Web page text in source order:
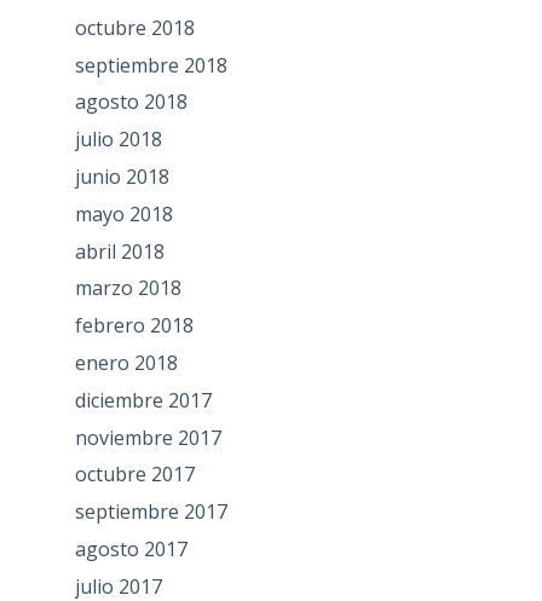
octubre 2018
septiembre 2018
agosto 2018
julio 2018
junio 2018
mayo 2018
abril 2018
marzo 2018
febrero 2018
enero 2018
diciembre 2017
noviembre 2017
octubre 2017
septiembre 2017
agosto 2017
julio 2017